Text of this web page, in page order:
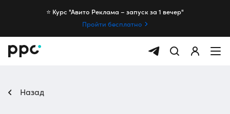
⭐️ Курс "Авито Реклама – запуск за 1 вечер"
Пройти бесплатно
Назад